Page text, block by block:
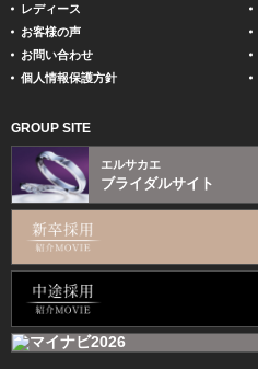
レディース
お客様の声
お問い合わせ
個人情報保護方針
GROUP SITE
エルサカエ
ブライダルサイト